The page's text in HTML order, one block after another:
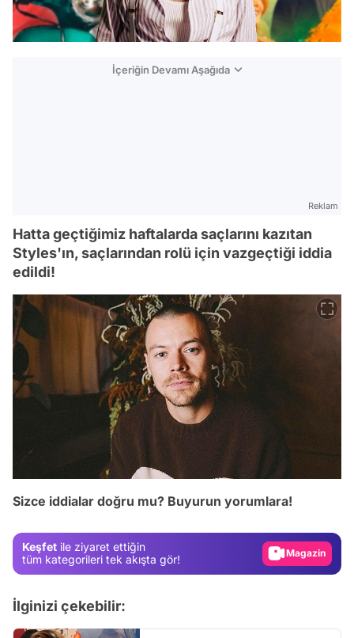
İçeriğin Devamı Aşağıda
Reklam
Hatta geçtiğimiz haftalarda saçlarını kazıtan
Styles'ın, saçlarından rolü için vazgeçtiği iddia
edildi!
Sizce iddialar doğru mu? Buyurun yorumlara!
Keşfet ile ziyaret ettiğin
tüm kategorileri tek akışta gör!
Video
Test
Magazin
Video
İlginizi çekebilir: